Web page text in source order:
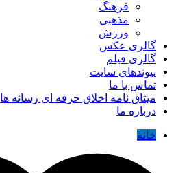
فرهنگ
مذهبی
ورزش
گالری عکس
گالری فیلم
پیوندهای سایت
تماس با ما
میثاق نامه اخلاق حرفه ای رسانه ها
درباره ما
خانه